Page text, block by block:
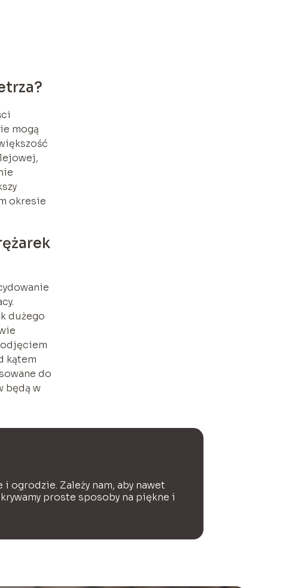
mogą
okresie
dużego
kątem
do
będą w
ogrodzie. Zależy nam, aby nawet
proste sposoby na piękne i